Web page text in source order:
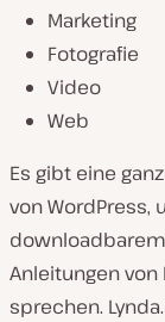
Marketing
Fotografie
Video
Web
Es gibt eine
von WordPress,
Anleitungen von
sprechen.